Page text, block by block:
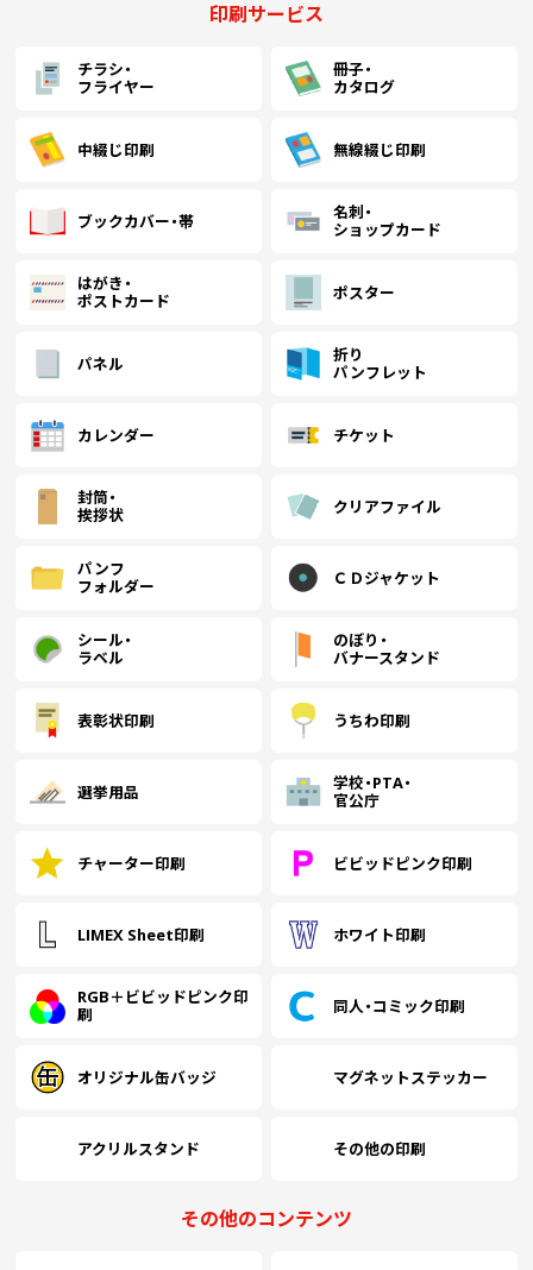
印刷サービス
チラシ・
フライヤー
冊子・
カタログ
中綴じ印刷 無線綴じ印刷
ブックカバー・帯
名刺・
ショップカード
はがき・
ポストカード
ポスター
パネル
折り
パンフレット
カレンダー チケット
封筒・
挨拶状
クリアファイル
パンフ
フォルダー
ＣＤジャケット
シール・
ラベル
のぼり・
バナースタンド
表彰状印刷 うちわ印刷
選挙用品
学校・PTA・
官公庁
チャーター印刷 ビビッドピンク印刷
LIMEX Sheet印刷 ホワイト印刷
RGB＋ビビッドピンク印
刷
同人・コミック印刷
オリジナル缶バッジ マグネットステッカー
アクリルスタンド その他の印刷
その他のコンテンツ